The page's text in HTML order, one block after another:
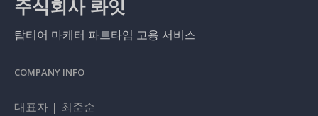
주식회사 롸잇
탑티어 마케터 파트타임 고용 서비스
COMPANY INFO
대표자 | 최준순